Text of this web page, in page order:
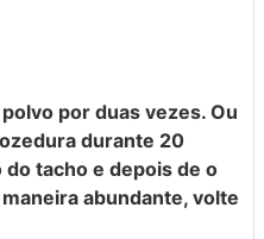
por duas vezes. Ou
durante 20
tacho e depois de o
abundante, volte